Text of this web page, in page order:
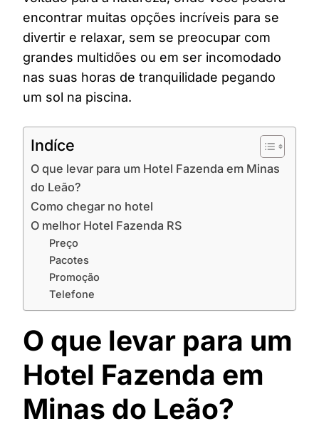
encontrar muitas opções incríveis para se
divertir e relaxar, sem se preocupar com
grandes multidões ou em ser incomodado
nas suas horas de tranquilidade pegando
um sol na piscina.
Indíce
O que levar para um Hotel Fazenda em Minas
do Leão?
Como chegar no hotel
O melhor Hotel Fazenda RS
Preço
Pacotes
Promoção
Telefone
O que levar para um
Hotel Fazenda em
Minas do Leão?